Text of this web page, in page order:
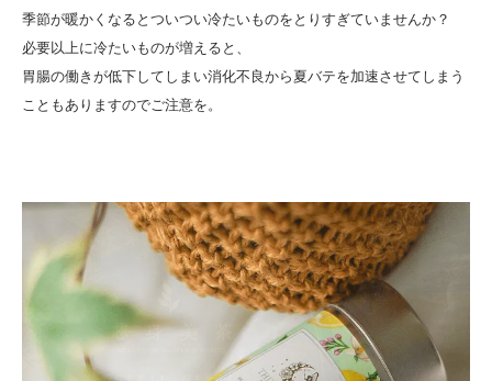
季節が暖かくなるとついつい冷たいものをとりすぎていませんか？
必要以上に冷たいものが増えると、
胃腸の働きが低下してしまい消化不良から夏バテを加速させてしまう
こともありますのでご注意を。